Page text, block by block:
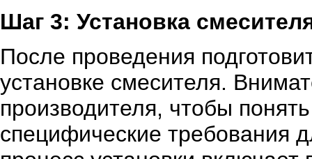
Шаг 3: Установка
После проведения
установке смесителя.
производителя, чтобы
специфические требования